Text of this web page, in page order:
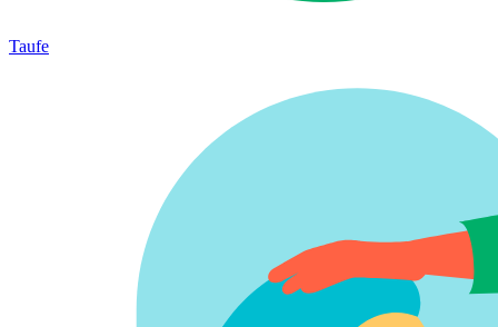
Taufe